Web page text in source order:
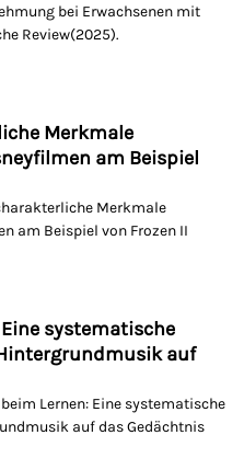
bei Erwachsenen mit
Review(2025).
Merkmale
am Beispiel
Merkmale
am Beispiel von Frozen II
systematische
auf
Lernen: Eine systematische
auf das Gedächtnis